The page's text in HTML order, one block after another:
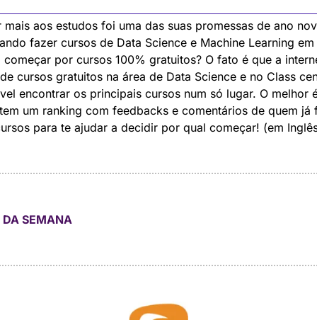
mais aos estudos foi uma das suas promessas de ano
fazer cursos de Data Science e Machine Learning em
começar por cursos 100% gratuitos? O fato é que a
cursos gratuitos na área de Data Science e no Class
encontrar os principais cursos num só lugar. O melhor
um ranking com feedbacks e comentários de quem já
para te ajudar a decidir por qual começar! (em
DA SEMANA